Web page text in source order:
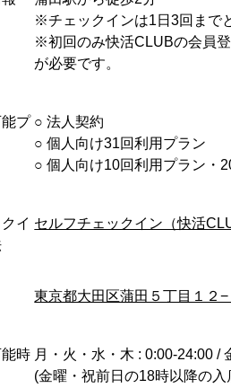
※チェックインは1日3回まで
※初回のみ快活CLUBの会員
が必要です。
プ ○︎ 法人契約
○︎ 個人向け31回利用プラン
○︎ 個人向け10回利用プラン・
イ セルフチェックイン（快活
東京都大田区蒲田５丁目１２−
時 月・火・水・木 : 0:00-24:00 /
(金曜・祝前日の18時以降の